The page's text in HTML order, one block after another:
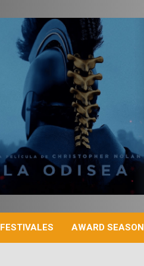
FESTIVALES AWARD SEASON